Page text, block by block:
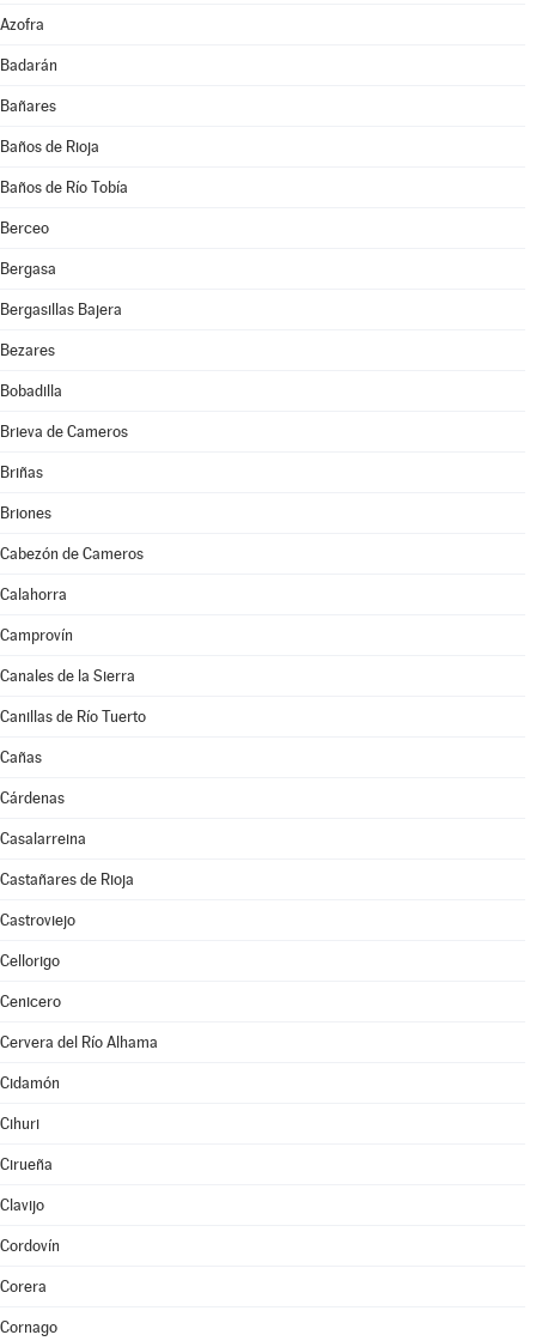
Azofra
Badarán
Bañares
Baños de Rioja
Baños de Río Tobía
Berceo
Bergasa
Bergasillas Bajera
Bezares
Bobadilla
Brieva de Cameros
Briñas
Briones
Cabezón de Cameros
Calahorra
Camprovín
Canales de la Sierra
Canillas de Río Tuerto
Cañas
Cárdenas
Casalarreina
Castañares de Rioja
Castroviejo
Cellorigo
Cenicero
Cervera del Río Alhama
Cidamón
Cihuri
Cirueña
Clavijo
Cordovín
Corera
Cornago